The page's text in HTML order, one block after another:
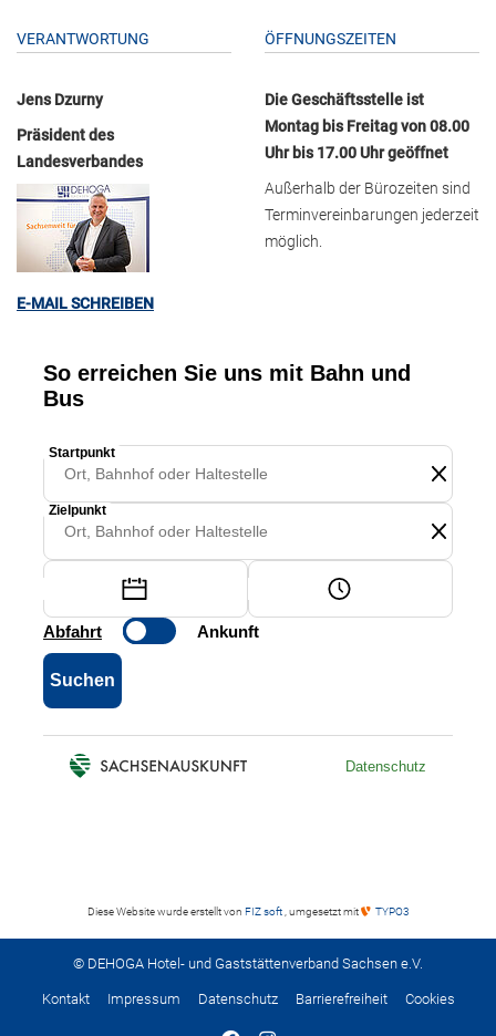
VERANTWORTUNG
Jens Dzurny
Präsident des
Landesverbandes
E-MAIL SCHREIBEN
ÖFFNUNGSZEITEN
Die Geschäftsstelle ist
Montag bis Freitag von 08.00
Uhr bis 17.00 Uhr geöffnet
Außerhalb der Bürozeiten sind
Terminvereinbarungen jederzeit
möglich.
Diese Website wurde erstellt von FIZ soft , umgesetzt mit TYPO3
© DEHOGA Hotel- und Gaststättenverband Sachsen e.V.
Kontakt Impressum Datenschutz Barrierefreiheit Cookies